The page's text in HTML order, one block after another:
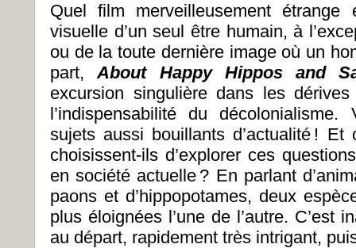
Quel film merveilleusement étrange
visuelle d’un seul être humain, à
ou de la toute dernière image où un
part,About Happy Hippos and
excursion singulière dans les
l’indispensabilité du
sujets aussi bouillants d’actualité ! Et
choisissent-ils d’explorer ces
en société actuelle ? En parlant
paons et d’hippopotames, deux
plus éloignées l’une de l’autre. C’est
au départ, rapidement très intrigant,